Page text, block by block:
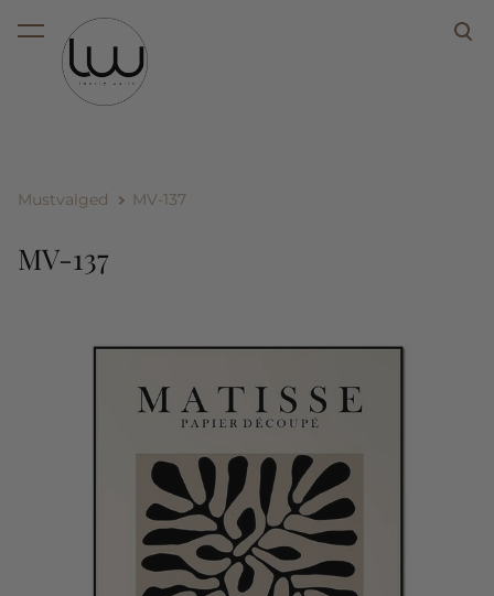
lisati ostukorvi.
Mustvalged MV-137
MV-137